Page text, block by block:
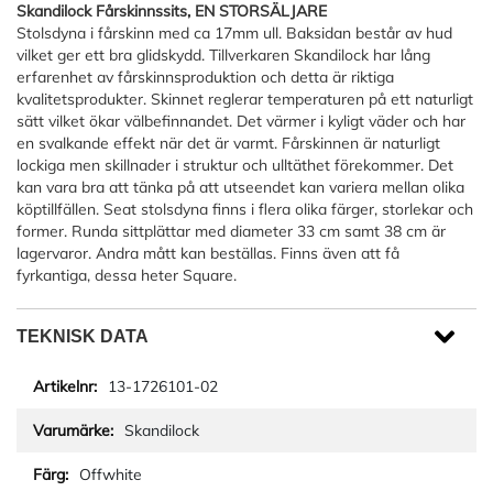
Skandilock Fårskinnssits, EN STORSÄLJARE
Stolsdyna i fårskinn med ca 17mm ull. Baksidan består av hud
vilket ger ett bra glidskydd. Tillverkaren Skandilock har lång
erfarenhet av fårskinnsproduktion och detta är riktiga
kvalitetsprodukter. Skinnet reglerar temperaturen på ett naturligt
sätt vilket ökar välbefinnandet. Det värmer i kyligt väder och har
en svalkande effekt när det är varmt. Fårskinnen är naturligt
lockiga men skillnader i struktur och ulltäthet förekommer. Det
kan vara bra att tänka på att utseendet kan variera mellan olika
köptillfällen. Seat stolsdyna finns i flera olika färger, storlekar och
former. Runda sittplättar med diameter 33 cm samt 38 cm är
lagervaror. Andra mått kan beställas. Finns även att få
fyrkantiga, dessa heter Square.
TEKNISK DATA
13-1726101-02
Skandilock
Offwhite